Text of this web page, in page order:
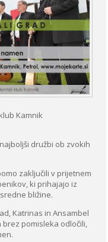
Kamnik
družbi ob zvokih
zaključili v prijetnem
ki prihajajo iz
bližine.
Katrinas in Ansambel
brez pomisleka odločili,